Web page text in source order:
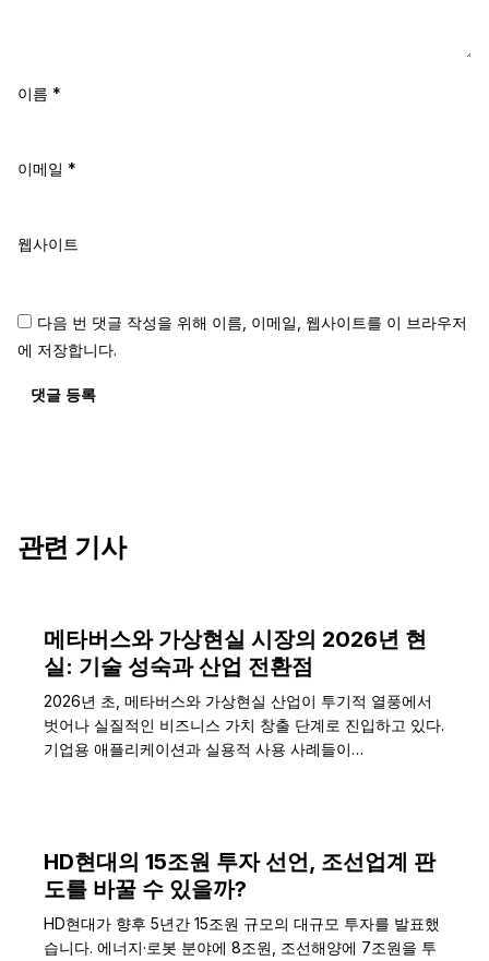
이름 *
이메일 *
웹사이트
다음 번 댓글 작성을 위해 이름, 이메일, 웹사이트를 이 브라우저
에 저장합니다.
댓글 등록
관련 기사
메타버스와 가상현실 시장의 2026년 현
실: 기술 성숙과 산업 전환점
2026년 초, 메타버스와 가상현실 산업이 투기적 열풍에서
벗어나 실질적인 비즈니스 가치 창출 단계로 진입하고 있다.
기업용 애플리케이션과 실용적 사용 사례들이…
HD현대의 15조원 투자 선언, 조선업계 판
도를 바꿀 수 있을까?
HD현대가 향후 5년간 15조원 규모의 대규모 투자를 발표했
습니다. 에너지·로봇 분야에 8조원, 조선해양에 7조원을 투